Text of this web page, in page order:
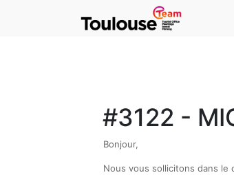
#3122 -
Bonjour,
Nous vous sollicitons dans